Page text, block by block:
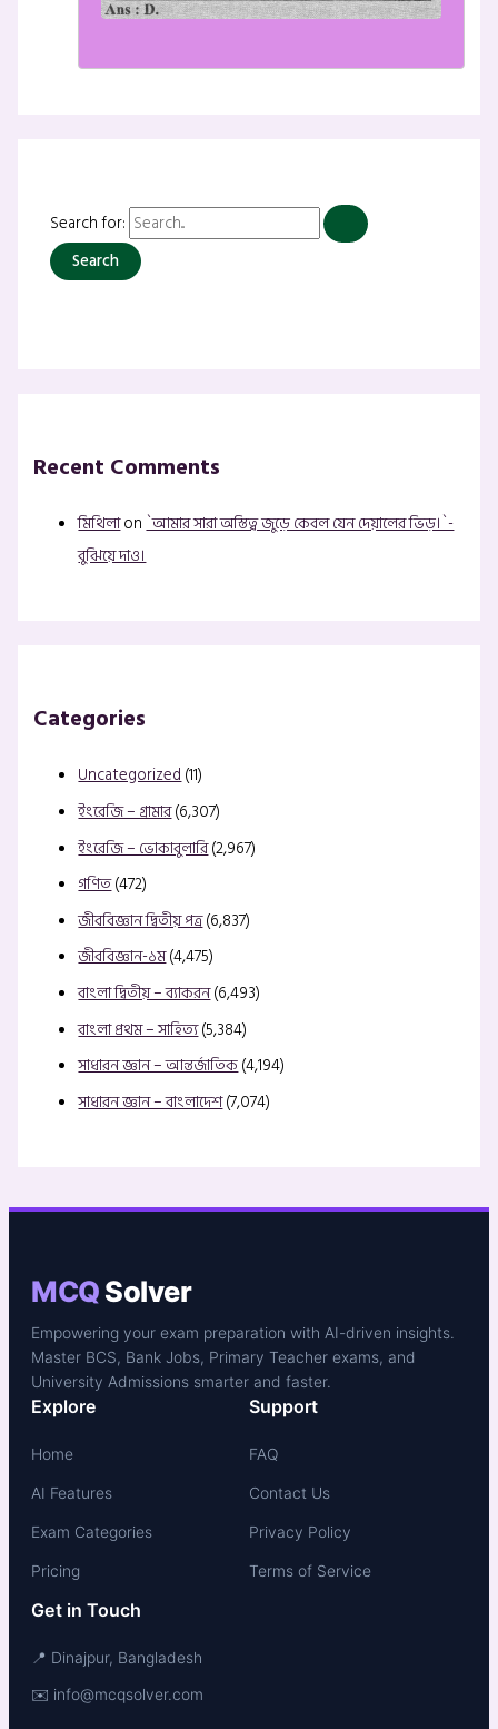
Search for:
Recent Comments
মিথিলাon`আমার সারা অস্তিত্ব জুড়ে কেবল যেন দেয়ালের ভিড়।`-
বুঝিয়ে দাও।
Categories
Uncategorized(11)
ইংরেজি – গ্রামার(6,307)
ইংরেজি – ভোকাবুলারি(2,967)
গণিত(472)
জীববিজ্ঞান দ্বিতীয় পত্র(6,837)
জীববিজ্ঞান-১ম(4,475)
বাংলা দ্বিতীয় – ব্যাকরন(6,493)
বাংলা প্রথম – সাহিত্য(5,384)
সাধারন জ্ঞান – আন্তর্জাতিক(4,194)
সাধারন জ্ঞান – বাংলাদেশ(7,074)
MCQSolver
Empowering your exam preparation with AI-driven insights.
Master BCS, Bank Jobs, Primary Teacher exams, and
University Admissions smarter and faster.
Explore
Home
AI Features
Exam Categories
Pricing
Support
FAQ
Contact Us
Privacy Policy
Terms of Service
Get in Touch
📍 Dinajpur, Bangladesh
✉️ info@mcqsolver.com